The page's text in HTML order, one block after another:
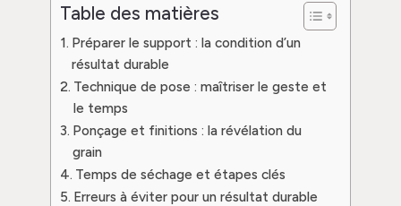
Table des matières
Préparer le support : la condition d’un
résultat durable
Technique de pose : maîtriser le geste et
le temps
Ponçage et finitions : la révélation du
grain
Temps de séchage et étapes clés
Erreurs à éviter pour un résultat durable